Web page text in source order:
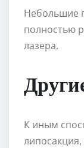
Небольшие
полностью
лазера.
К иным